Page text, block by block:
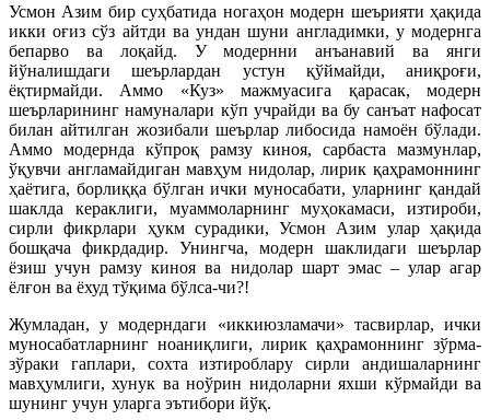
Усмон Азим бир суҳбатида ногаҳон модерн шеърияти ҳақида
икки оғиз сўз айтди ва ундан шуни англадимки, у модернга
бепарво ва лоқайд. У модернни анъанавий ва янги
йўналишдаги шеърлардан устун қўймайди, аниқроғи,
ёқтирмайди. Аммо «Куз» мажмуасига қарасак, модерн
шеърларининг намуналари кўп учрайди ва бу санъат нафосат
билан айтилган жозибали шеърлар либосида намоён бўлади.
Аммо модернда кўпроқ рамзу киноя, сарбаста мазмунлар,
ўқувчи англамайдиган мавҳум нидолар, лирик қаҳрамоннинг
ҳаётига, борлиққа бўлган ички муносабати, уларнинг қандай
шаклда кераклиги, муаммоларнинг муҳокамаси, изтироби,
сирли фикрлари ҳукм сурадики, Усмон Азим улар ҳақида
бошқача фикрдадир. Унингча, модерн шаклидаги шеърлар
ёзиш учун рамзу киноя ва нидолар шарт эмас – улар агар
ёлғон ва ёхуд тўқима бўлса-чи?!
Жумладан, у модерндаги «иккиюзламачи» тасвирлар, ички
муносабатларнинг ноаниқлиги, лирик қаҳрамоннинг зўрма-
зўраки гаплари, сохта изтироблару сирли андишаларнинг
мавҳумлиги, хунук ва ноўрин нидоларни яхши кўрмайди ва
шунинг учун уларга эътибори йўқ.